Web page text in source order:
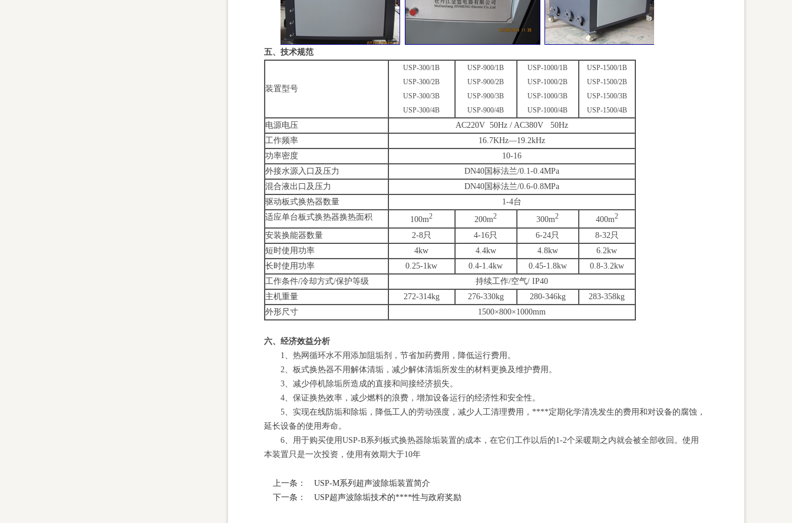
五、技术规范
装置型号
USP-300/1B
USP-300/2B
USP-300/3B
USP-300/4B
USP-900/1B
USP-900/2B
USP-900/3B
USP-900/4B
USP-1000/1B
USP-1000/2B
USP-1000/3B
USP-1000/4B
USP-1500/1B
USP-1500/2B
USP-1500/3B
USP-1500/4B
电源电压
AC220V 50Hz / AC380V 50Hz
工作频率
16.7KHz—19.2kHz
功率密度
10-16
外接水源入口及压力
DN40国标法兰/0.1-0.4MPa
混合液出口及压力
DN40国标法兰/0.6-0.8MPa
驱动板式换热器数量
1-4台
适应单台板式换热器换热面积
100m2 200m2 300m2 400m2
安装换能器数量 2-8只 4-16只 6-24只 8-32 只
短时使用功率
4kw 4.4kw 4.8kw
6.2kw
长时使用功率
0.25-1kw 0.4-1.4kw 0.45-1.8kw
0.8-3.2kw
工作条件/冷却方式/保护等级 持续工作/空气/ IP40
主机重量
272-314kg 276-330kg 280-346kg
283-358kg
外形尺寸
1500×800×1000mm
六、经济效益分析
1、热网循环水不用添加阻垢剂，节省加药费用，降低运行费用。
2、板式换热器不用解体清垢，减少解体清垢所发生的材料更换及维护费用。
3、减少停机除垢所造成的直接和间接经济损失。
4、保证换热效率，减少燃料的浪费，增加设备运行的经济性和安全性。
5、实现在线防垢和除垢，降低工人的劳动强度，减少人工清理费用，****定期化学清冼发生的费用和对设备的腐蚀，
延长设备的使用寿命。
6、用于购买使用USP-B系列板式换热器除垢装置的成本，在它们工作以后的1-2个采暖期之内就会被全部收回。使用
本装置只是一次投资，使用有效期大于10年
上一条：
USP-M系列超声波除垢装置简介
下一条：
USP超声波除垢技术的****性与政府奖励